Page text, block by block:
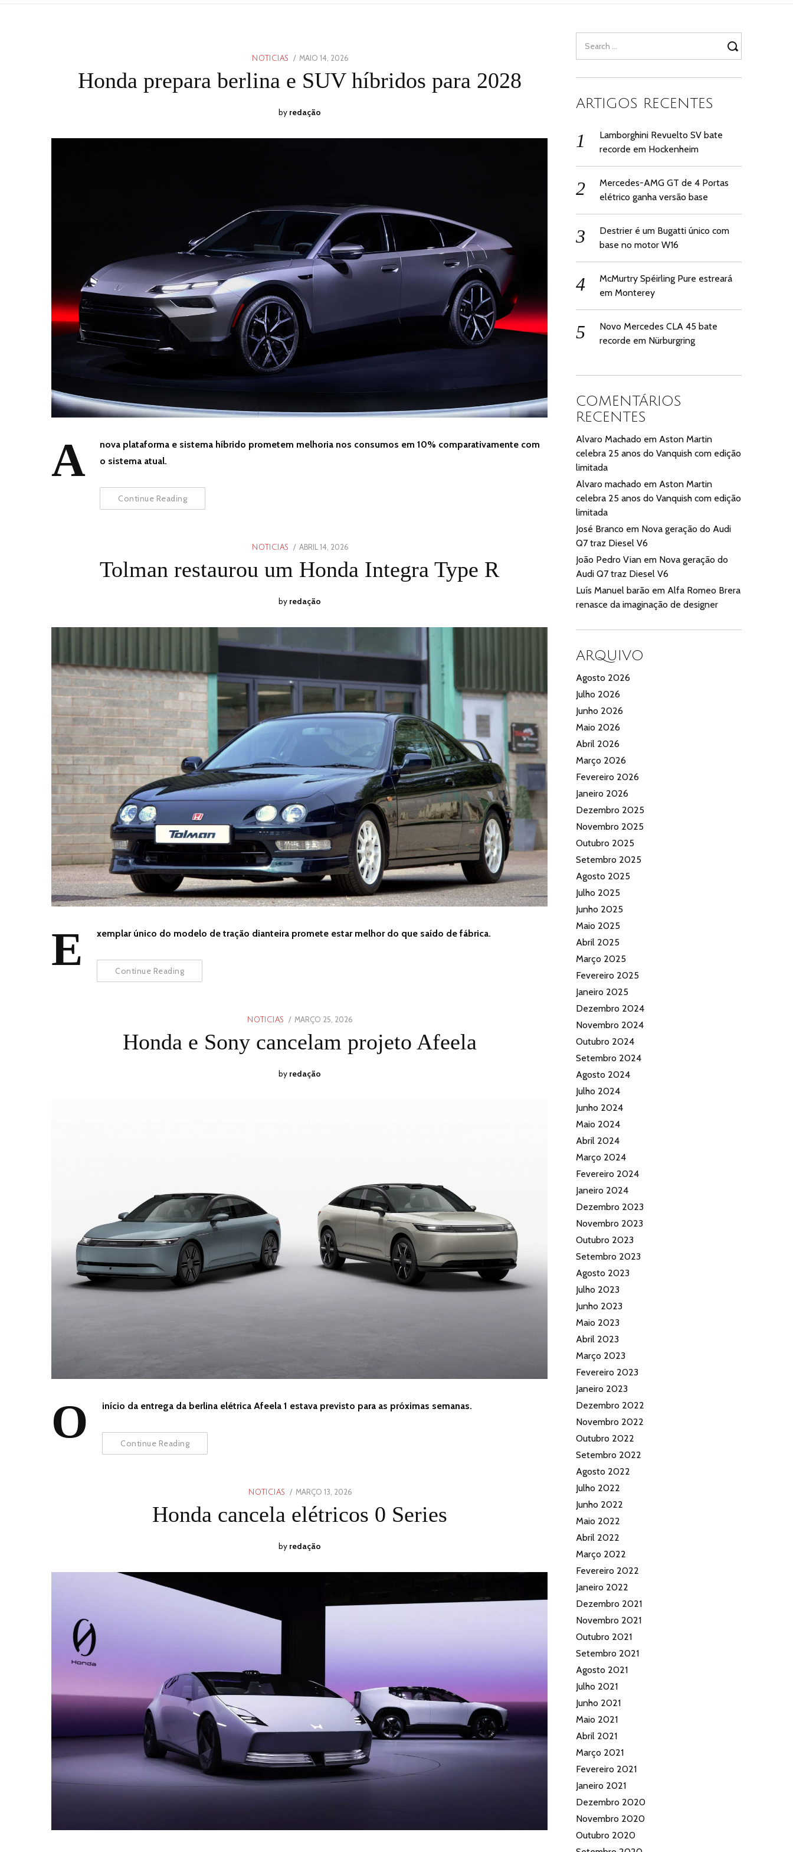
NOTICIAS
POSTED
ON
MAIO 14, 2026
14,
2026
Honda prepara berlina e SUV híbridos para 2028
by redação
A
nova plataforma e sistema híbrido prometem melhoria nos consumos em 10% comparativamente com
o sistema atual.
Continue Reading
NOTICIAS
POSTED
ON
ABRIL 14, 2026
2026
Tolman restaurou um Honda Integra Type R
by redação
E xemplar único do modelo de tração dianteira promete estar melhor do que saído de fábrica.
Continue Reading
NOTICIAS
POSTED
MARÇO 25, 2026
2026
Honda e Sony cancelam projeto Afeela
by redação
O início da entrega da berlina elétrica Afeela 1 estava previsto para as próximas semanas.
Continue Reading
NOTICIAS
POSTED
ON
MARÇO 13, 2026
2026
Honda cancela elétricos 0 Series
by redação
for:
ARTIGOS RECENTES
Lamborghini Revuelto SV bate
recorde em Hockenheim
Mercedes-AMG GT de 4 Portas
elétrico ganha versão base
Destrier é um Bugatti único com
base no motor W16
McMurtry Spéirling Pure estreará
em Monterey
Novo Mercedes CLA 45 bate
recorde em Nürburgring
COMENTÁRIOS
RECENTES
Alvaro Machado emAston Martin
celebra 25 anos do Vanquish com edição
limitada
Alvaro machado emAston Martin
celebra 25 anos do Vanquish com edição
limitada
José Branco em Nova geração do Audi
Q7 traz Diesel V6
João Pedro Vian em Nova geração do
Audi Q7 traz Diesel V6
Luís Manuel barão emAlfa Romeo Brera
renasce da imaginação de designer
ARQUIVO
Agosto 2026
Julho 2026
Junho 2026
Maio 2026
Abril 2026
Março 2026
Fevereiro 2026
Janeiro 2026
Dezembro 2025
Novembro 2025
Outubro 2025
Setembro 2025
Agosto 2025
Julho 2025
Junho 2025
Maio 2025
Abril 2025
Março 2025
Fevereiro 2025
Janeiro 2025
Dezembro 2024
Novembro 2024
Outubro 2024
Setembro 2024
Agosto 2024
Julho 2024
Junho 2024
Maio 2024
Abril 2024
Março 2024
Fevereiro 2024
Janeiro 2024
Dezembro 2023
Novembro 2023
Outubro 2023
Setembro 2023
Agosto 2023
Julho 2023
Junho 2023
Maio 2023
Abril 2023
Março 2023
Fevereiro 2023
Janeiro 2023
Dezembro 2022
Novembro 2022
Outubro 2022
Setembro 2022
Agosto 2022
Julho 2022
Junho 2022
Maio 2022
Abril 2022
Março 2022
Fevereiro 2022
Janeiro 2022
Dezembro 2021
Novembro 2021
Outubro 2021
Setembro 2021
Agosto 2021
Julho 2021
Junho 2021
Maio 2021
Abril 2021
Março 2021
Fevereiro 2021
Janeiro 2021
Dezembro 2020
Novembro 2020
Outubro 2020